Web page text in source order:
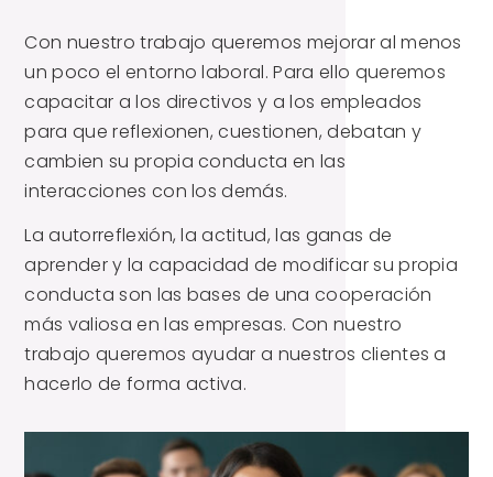
Con nuestro trabajo queremos mejorar al menos
un poco el entorno laboral. Para ello queremos
capacitar a los directivos y a los empleados
para que reflexionen, cuestionen, debatan y
cambien su propia conducta en las
interacciones con los demás.
La autorreflexión, la actitud, las ganas de
aprender y la capacidad de modificar su propia
conducta son las bases de una cooperación
más valiosa en las empresas. Con nuestro
trabajo queremos ayudar a nuestros clientes a
hacerlo de forma activa.